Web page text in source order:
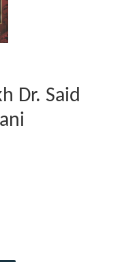
Dr. Said